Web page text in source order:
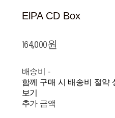
ElPA CD Box
164,000원
배송비 -
함께 구매 시 배송비 절약
보기
추가 금액